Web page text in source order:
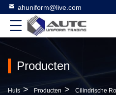
ahuniform@live.com
Producten
Huis > Producten > Cilindrische